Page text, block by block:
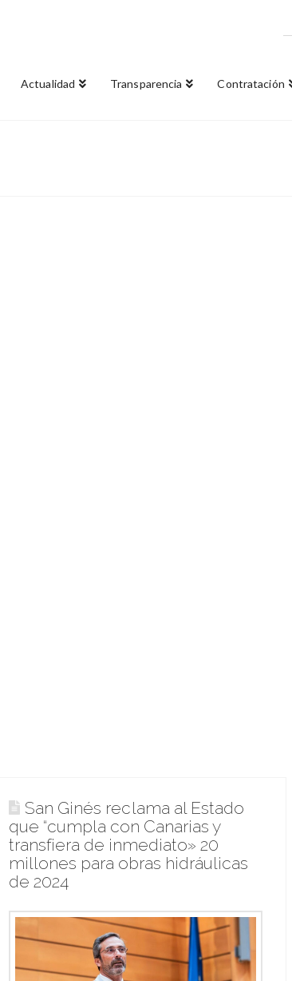
Actualidad Transparencia Contratación
San Ginés reclama al Estado
que “cumpla con Canarias y
transfiera de inmediato» 20
millones para obras hidráulicas
de 2024